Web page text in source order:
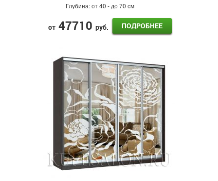
Глубина:от 40 - до 70 см
от 47710 руб. ПОДРОБНЕЕ